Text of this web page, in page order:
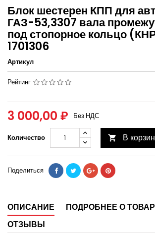
Блок шестерен КПП для
ГАЗ-53,3307 вала
под стопорное кольцо
1701306
Артикул
Рейтинг
3 000,00 ₽ Без НДС
Количество  В
Поделиться
ОПИСАНИЕ
ПОДРОБНЕЕ О
ОТЗЫВЫ